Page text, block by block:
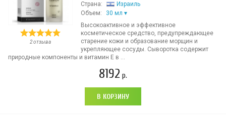
2 отзыва
Страна:
Израиль
Объем:
30 мл
Высокоактивное и эффективное
косметическое средство, предупреждающее
старение кожи и образование морщин и
укрепляющее сосуды. Сыворотка содержит
природные компоненты и витамин Е в ...
8192 р.
В КОРЗИНУ